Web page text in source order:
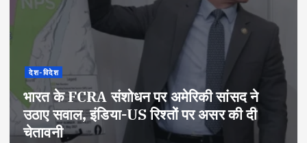
देश-विदेश
भारत के FCRA संशोधन पर अमेरिकी सांसद ने
उठाए सवाल, इंडिया-US रिश्तों पर असर की दी
चेतावनी